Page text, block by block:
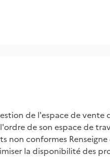
de l'espace de vente
de son espace de
non conformes
la disponibilité des